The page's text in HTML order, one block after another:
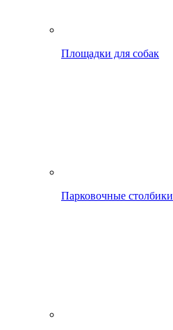
Площадки для собак
Парковочные столбики